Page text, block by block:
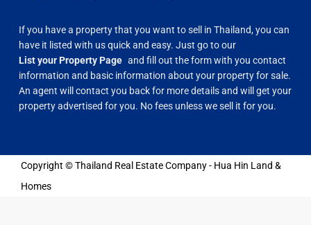
If you have a property that you want to sell in Thailand, you can
have it listed with us quick and easy. Just go to our
List your Property Page and fill out the form with you contact
information and basic information about your property for sale.
An agent will contact you back for more details and will get your
property advertised for you. No fees unless we sell it for you.
Copyright © Thailand Real Estate Company - Hua Hin Land &
Homes